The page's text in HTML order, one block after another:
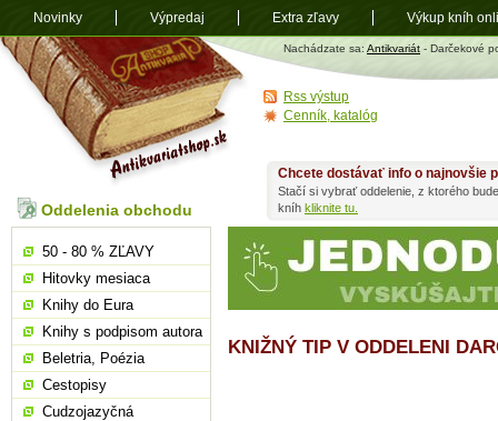
Antikvariát
shop.sk
Nachádzate sa: Antikvariát - Darčekové
KNIŽNÝ TIP V ODDELENI
Chcete dostávať info o najnovšie
Stačí si vybrať oddelenie, z ktorého
kníh kliknite tu.
Oddelenia obchodu
50 - 80 % ZĽAVY
Hitovky mesiaca
Knihy do Eura
Knihy s podpisom autora
Beletria, Poézia
Cestopisy
Cudzojazyčná
Rss výstup
Cenník, katalóg
Novinky Výpredaj Extra zľavy Výkup kníh